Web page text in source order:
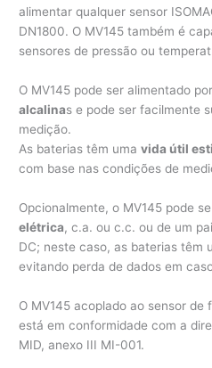
alimentar qualquer sensor
DN1800. O MV145 também é
sensores de pressão ou
O MV145 pode ser alimentado por
alcalinas e pode ser facilmente
medição.
As baterias têm umavida útil
com base nas condições de
Opcionalmente, o MV145 pode
elétrica, c.a. ou c.c. ou de um
DC; neste caso, as baterias têm
evitando perda de dados em
O MV145 acoplado ao sensor de
está em conformidade com a
MID, anexo III MI-001.